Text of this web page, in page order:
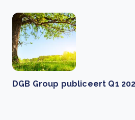
DGB Group publiceert Q1